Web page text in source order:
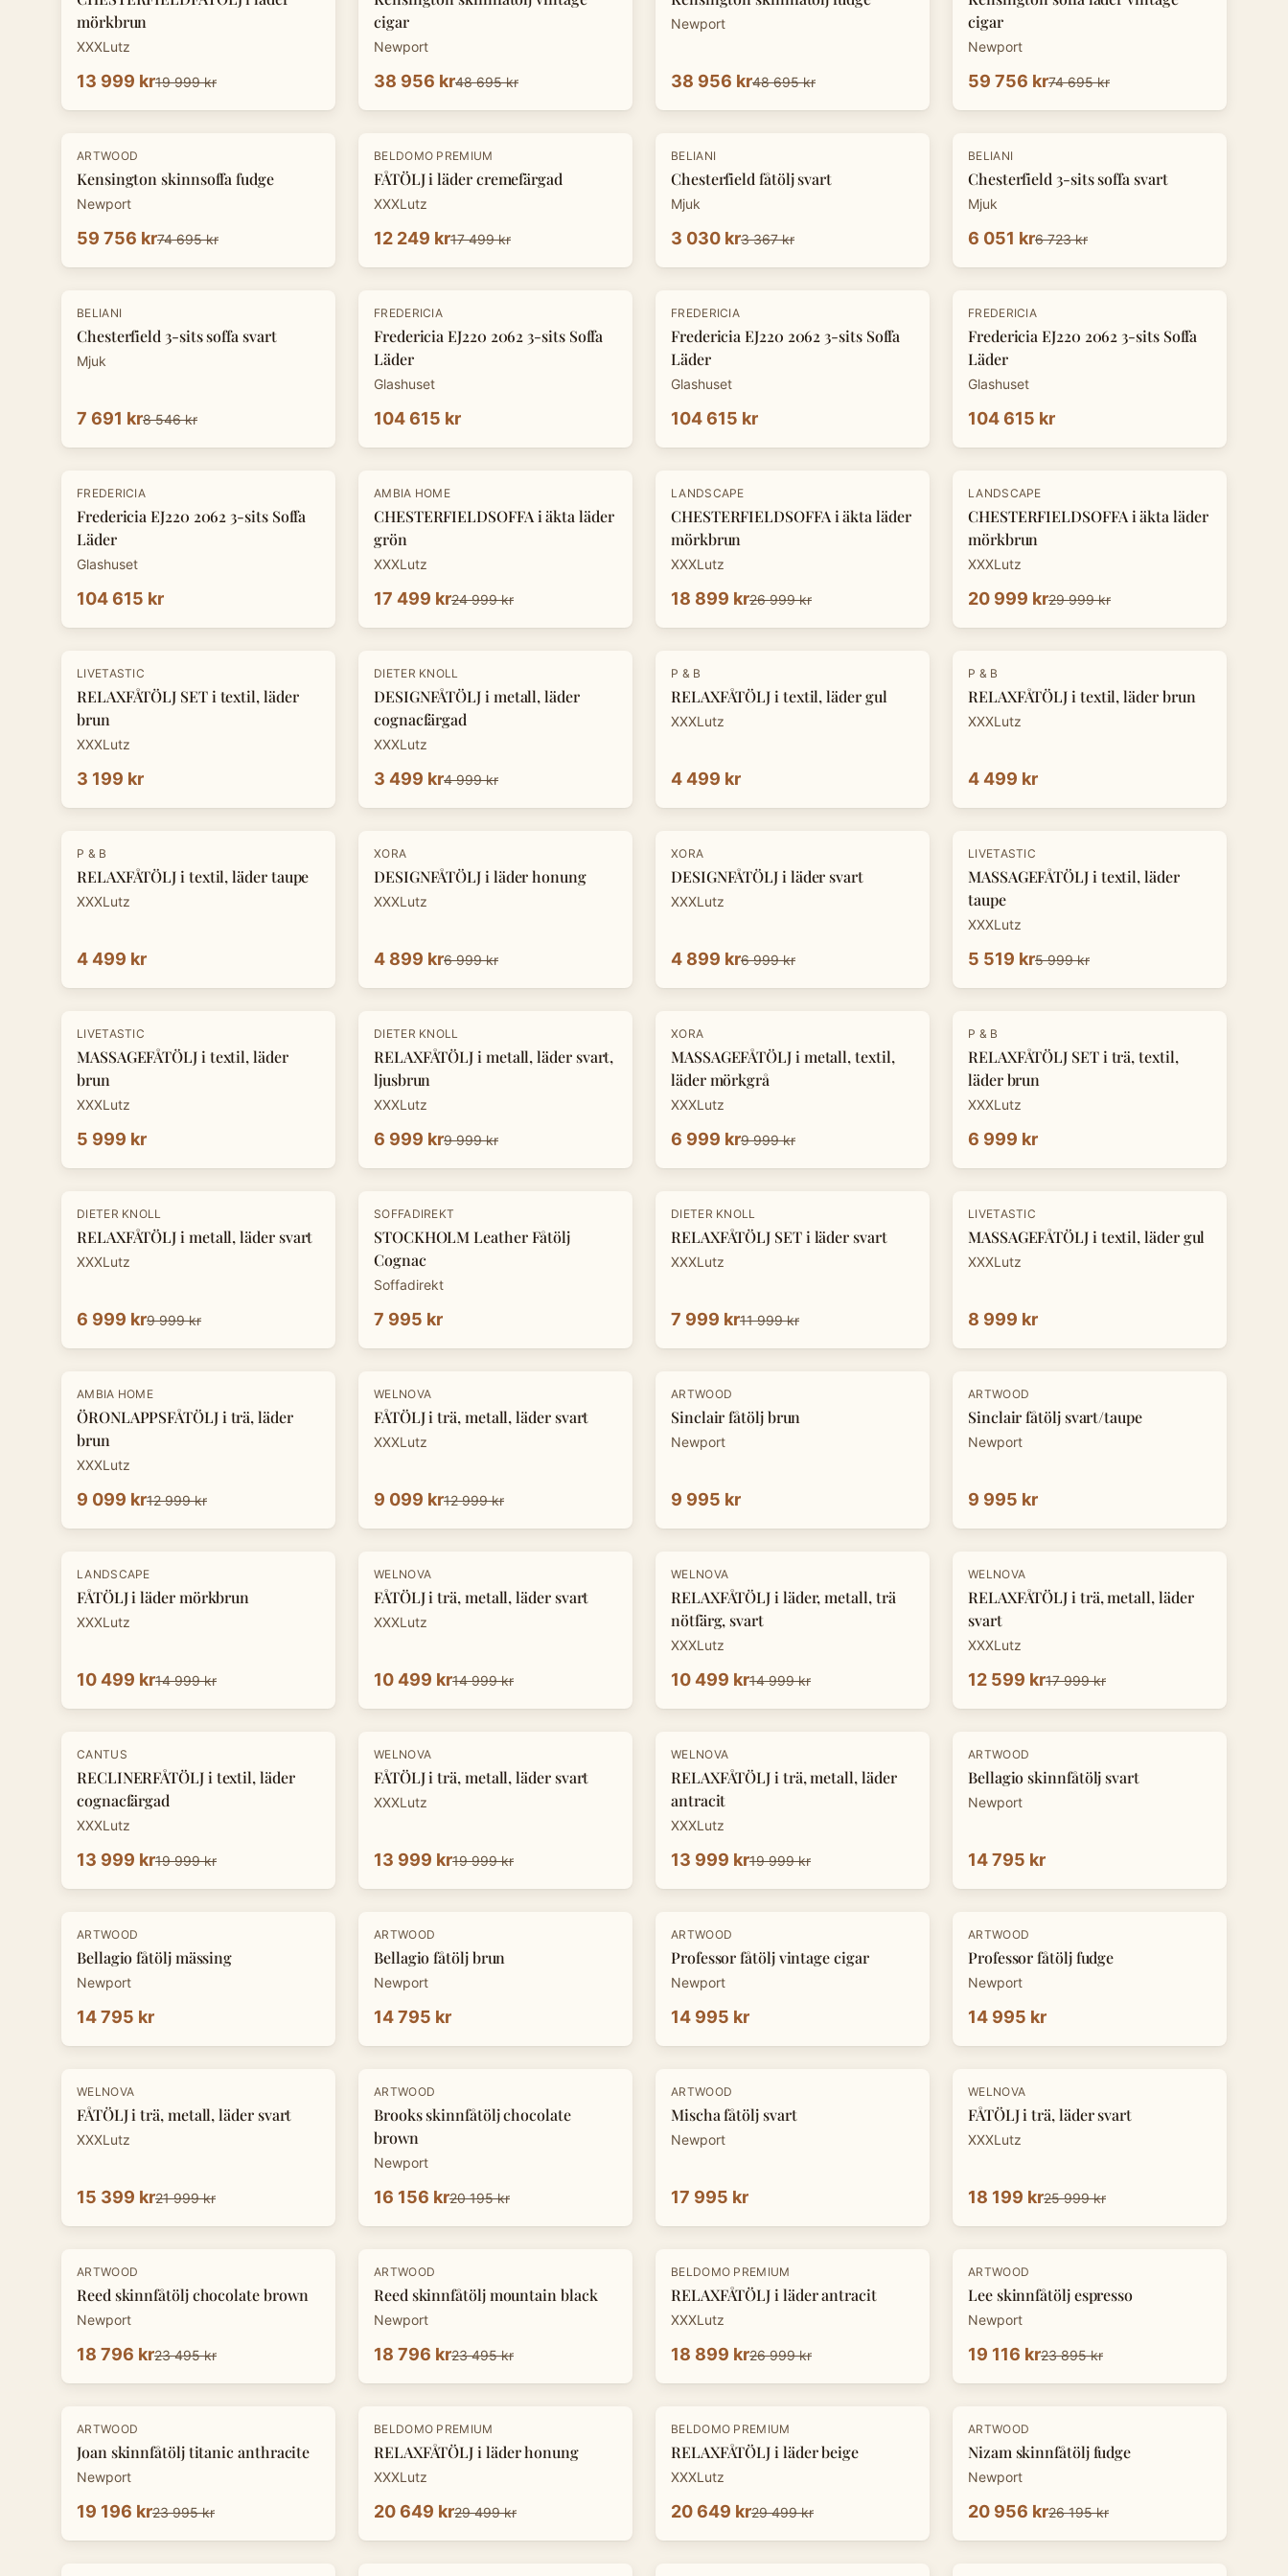
mörkbrun
XXXLutz
13 999 kr19 999 kr
cigar
Newport
38 956 kr48 695 kr
Newport
38 956 kr48 695 kr
cigar
Newport
59 756 kr74 695 kr
-20%
ARTWOOD
Kensington skinnsoffa fudge
Newport
59 756 kr74 695 kr
-30 %
BELDOMO PREMIUM
FÅTÖLJ i läder cremefärgad
XXXLutz
12 249 kr17 499 kr
-10 %
BELIANI
Chesterfield fåtölj svart
Mjuk
3 030 kr3 367 kr
-10 %
BELIANI
Chesterfield 3-sits soffa svart
Mjuk
6 051 kr6 723 kr
-10 %
BELIANI
Chesterfield 3-sits soffa svart
Mjuk
7 691 kr8 546 kr
FREDERICIA
Fredericia EJ220 2062 3-sits Soffa
Läder
Glashuset
104 615 kr
FREDERICIA
Fredericia EJ220 2062 3-sits Soffa
Läder
Glashuset
104 615 kr
FREDERICIA
Fredericia EJ220 2062 3-sits Soffa
Läder
Glashuset
104 615 kr
FREDERICIA
Fredericia EJ220 2062 3-sits Soffa
Läder
Glashuset
104 615 kr
-30%
AMBIA HOME
CHESTERFIELDSOFFA i äkta läder
grön
XXXLutz
17 499 kr24 999 kr
- 30%
LANDSCAPE
CHESTERFIELDSOFFA i äkta läder
mörkbrun
XXXLutz
18 899 kr26 999 kr
- 30%
LANDSCAPE
CHESTERFIELDSOFFA i äkta läder
mörkbrun
XXXLutz
20 999 kr29 999 kr
LIVETASTIC
RELAXFÅTÖLJ SET i textil, läder
brun
XXXLutz
3 199 kr
-30%
DIETER KNOLL
DESIGNFÅTÖLJ i metall, läder
cognacfärgad
XXXLutz
3 499 kr4 999 kr
P & B
RELAXFÅTÖLJ i textil, läder gul
XXXLutz
4 499 kr
P & B
RELAXFÅTÖLJ i textil, läder brun
XXXLutz
4 499 kr
P & B
RELAXFÅTÖLJ i textil, läder taupe
XXXLutz
4 499 kr
-30%
XORA
DESIGNFÅTÖLJ i läder honung
XXXLutz
4 899 kr6 999 kr
-30%
XORA
DESIGNFÅTÖLJ i läder svart
XXXLutz
4 899 kr6 999 kr
- 8%
LIVETASTIC
MASSAGEFÅTÖLJ i textil, läder
taupe
XXXLutz
5 519 kr5 999 kr
LIVETASTIC
MASSAGEFÅTÖLJ i textil, läder
brun
XXXLutz
5 999 kr
-30%
DIETER KNOLL
RELAXFÅTÖLJ i metall, läder svart,
ljusbrun
XXXLutz
6 999 kr9 999 kr
-30%
XORA
MASSAGEFÅTÖLJ i metall, textil,
läder mörkgrå
XXXLutz
6 999 kr9 999 kr
P & B
RELAXFÅTÖLJ SET i trä, textil,
läder brun
XXXLutz
6 999 kr
-30%
DIETER KNOLL
RELAXFÅTÖLJ i metall, läder svart
XXXLutz
6 999 kr9 999 kr
SOFFADIREKT
STOCKHOLM Leather Fåtölj
Cognac
Soffadirekt
7 995 kr
-33%
DIETER KNOLL
RELAXFÅTÖLJ SET i läder svart
XXXLutz
7 999 kr11 999 kr
LIVETASTIC
MASSAGEFÅTÖLJ i textil, läder gul
XXXLutz
8 999 kr
-30%
AMBIA HOME
ÖRONLAPPSFÅTÖLJ i trä, läder
brun
XXXLutz
9 099 kr12 999 kr
-30 %
WELNOVA
FÅTÖLJ i trä, metall, läder svart
XXXLutz
9 099 kr12 999 kr
ARTWOOD
Sinclair fåtölj brun
Newport
9 995 kr
ARTWOOD
Sinclair fåtölj svart/taupe
Newport
9 995 kr
- 30%
LANDSCAPE
FÅTÖLJ i läder mörkbrun
XXXLutz
10 499 kr14 999 kr
-30 %
WELNOVA
FÅTÖLJ i trä, metall, läder svart
XXXLutz
10 499 kr14 999 kr
-30 %
WELNOVA
RELAXFÅTÖLJ i läder, metall, trä
nötfärg, svart
XXXLutz
10 499 kr14 999 kr
-30 %
WELNOVA
RELAXFÅTÖLJ i trä, metall, läder
svart
XXXLutz
12 599 kr17 999 kr
-30%
CANTUS
RECLINERFÅTÖLJ i textil, läder
cognacfärgad
XXXLutz
13 999 kr19 999 kr
-30 %
WELNOVA
FÅTÖLJ i trä, metall, läder svart
XXXLutz
13 999 kr19 999 kr
-30 %
WELNOVA
RELAXFÅTÖLJ i trä, metall, läder
antracit
XXXLutz
13 999 kr19 999 kr
ARTWOOD
Bellagio skinnfåtölj svart
Newport
14 795 kr
ARTWOOD
Bellagio fåtölj mässing
Newport
14 795 kr
ARTWOOD
Bellagio fåtölj brun
Newport
14 795 kr
ARTWOOD
Professor fåtölj vintage cigar
Newport
14 995 kr
ARTWOOD
Professor fåtölj fudge
Newport
14 995 kr
-30 %
WELNOVA
FÅTÖLJ i trä, metall, läder svart
XXXLutz
15 399 kr21 999 kr
-20%
ARTWOOD
Brooks skinnfåtölj chocolate
brown
Newport
16 156 kr20 195 kr
ARTWOOD
Mischa fåtölj svart
Newport
17 995 kr
-30 %
WELNOVA
FÅTÖLJ i trä, läder svart
XXXLutz
18 199 kr25 999 kr
-20%
ARTWOOD
Reed skinnfåtölj chocolate brown
Newport
18 796 kr23 495 kr
-20%
ARTWOOD
Reed skinnfåtölj mountain black
Newport
18 796 kr23 495 kr
-30 %
BELDOMO PREMIUM
RELAXFÅTÖLJ i läder antracit
XXXLutz
18 899 kr26 999 kr
-20%
ARTWOOD
Lee skinnfåtölj espresso
Newport
19 116 kr23 895 kr
-20%
ARTWOOD
Joan skinnfåtölj titanic anthracite
Newport
19 196 kr23 995 kr
-30 %
BELDOMO PREMIUM
RELAXFÅTÖLJ i läder honung
XXXLutz
20 649 kr29 499 kr
-30 %
BELDOMO PREMIUM
RELAXFÅTÖLJ i läder beige
XXXLutz
20 649 kr29 499 kr
-20%
ARTWOOD
Nizam skinnfåtölj fudge
Newport
20 956 kr26 195 kr